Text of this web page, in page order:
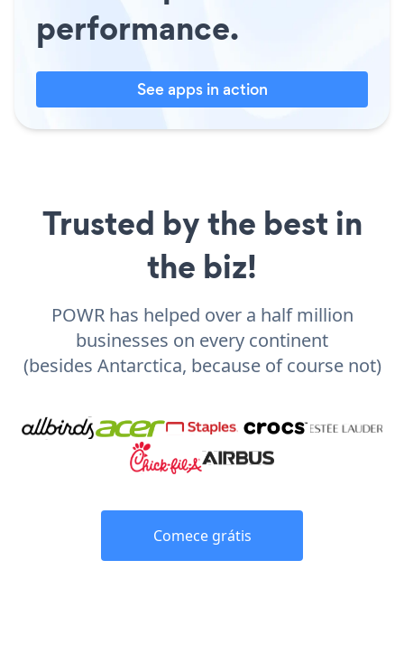
performance.
See apps in action
Trusted by the best in
the biz!
POWR has helped over a half million
businesses on every continent
(besides Antarctica, because of course not)
Comece grátis